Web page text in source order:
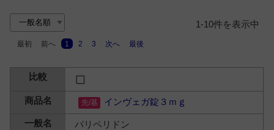
1-10件を表示中
最初 前へ 1 2 3 次へ 最後
インヴェガ錠３ｍｇ
パリペリドン